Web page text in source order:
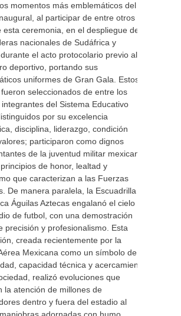
momentos más emblemáticos del
al participar de entre otros
esta ceremonia, en el despliegue de
nacionales de Sudáfrica y
el acto protocolario previo al
deportivo, portando sus
uniformes de Gran Gala. Estos
seleccionados de entre los
del Sistema Educativo
por su excelencia
disciplina, liderazgo, condición
participaron como dignos
de la juventud militar mexicana
de honor, lealtad y
que caracterizan a las Fuerzas
De manera paralela, la Escuadrilla
Águilas Aztecas engalanó el cielo
de futbol, con una demostración
precisión y profesionalismo. Esta
creada recientemente por la
Mexicana como un símbolo de
capacidad técnica y acercamiento
realizó evoluciones que
la atención de millones de
dentro y fuera del estadio al